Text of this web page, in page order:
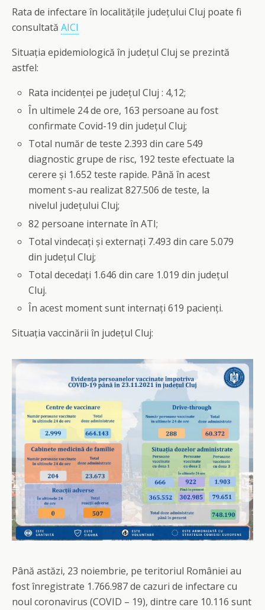
Rata de infectare în localitățile județului Cluj poate fi
consultată AICI
Situația epidemiologică în județul Cluj se prezintă
astfel:
Rata incidenței pe județul Cluj : 4,12;
În ultimele 24 de ore, 163 persoane au fost
confirmate Covid-19 din județul Cluj;
Total număr de teste 2.393 din care 549
diagnostic grupe de risc, 192 teste efectuate la
cerere și 1.652 teste rapide. Până în acest
moment s-au realizat 827.506 de teste, la
nivelul județului Cluj;
82 persoane internate în ATI;
Total vindecați și externați 7.493 din care 5.079
din județul Cluj;
Total decedați 1.646 din care 1.019 din județul
Cluj.
În acest moment sunt internați 619 pacienți.
Situația vaccinării în județul Cluj:
Până astăzi, 23 noiembrie, pe teritoriul României au
fost înregistrate 1.766.987 de cazuri de infectare cu
noul coronavirus (COVID – 19), dintre care 10.116 sunt